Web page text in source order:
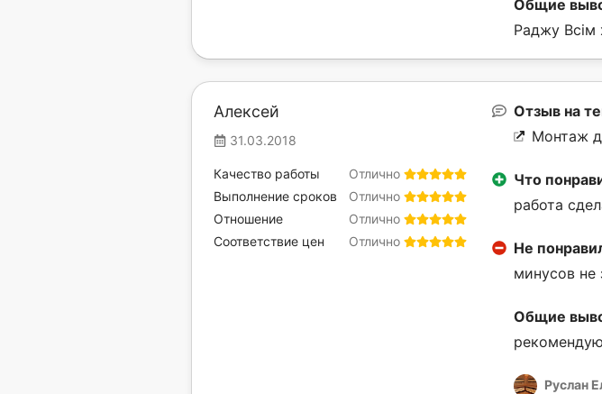
Общие
Раджу Всім
Алексей
31.03.2018
Отлично
Качество работы
Отлично
Выполнение сроков
Отлично
Отношение
Отлично
Соответствие цен
Отзыв на
Монтаж
Что
работа
Не
минусов не
Общие
рекомендую
Руслан